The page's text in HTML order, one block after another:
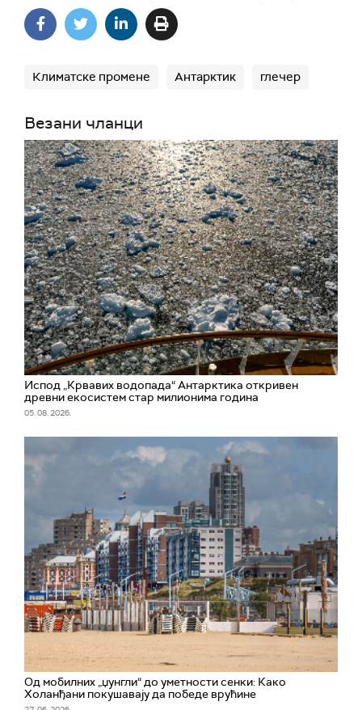
Климатске промене Антарктик глечер
Везани чланци
Испод „Крвавих водопада“ Антарктика откривен
древни екосистем стар милионима година
05. 08. 2026.
Од мобилних „џунгли“ до уметности сенки: Како
Холанђани покушавају да победе врућине